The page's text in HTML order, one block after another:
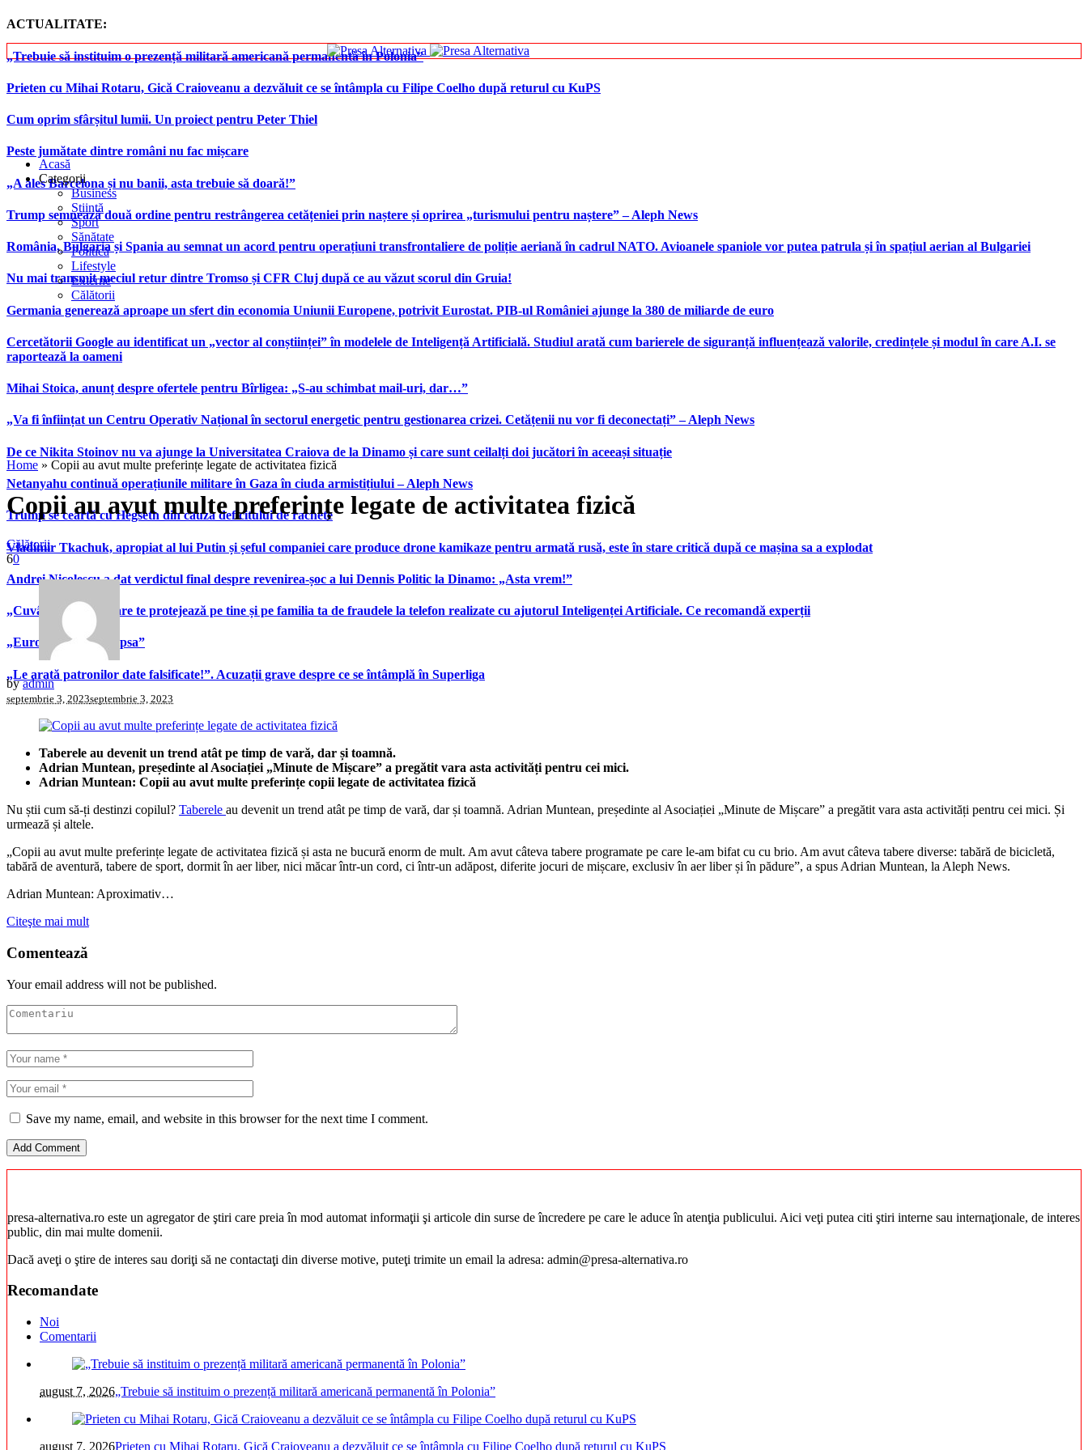
ACTUALITATE:
„Trebuie să instituim o prezență militară americană permanentă în Polonia”
Prieten cu Mihai Rotaru, Gică Craioveanu a dezvăluit ce se întâmpla cu Filipe Coelho după returul cu KuPS
Cum oprim sfârșitul lumii. Un proiect pentru Peter Thiel
Peste jumătate dintre români nu fac mișcare
„A ales Barcelona și nu banii, asta trebuie să doară!”
Trump semnează două ordine pentru restrângerea cetățeniei prin naștere și oprirea „turismului pentru naștere” – Aleph News
România, Bulgaria și Spania au semnat un acord pentru operațiuni transfrontaliere de poliție aeriană în cadrul NATO. Avioanele spaniole vor putea patrula și în spațiul aerian al Bulgariei
Nu mai transmit meciul retur dintre Tromso și CFR Cluj după ce au văzut scorul din Gruia!
Germania generează aproape un sfert din economia Uniunii Europene, potrivit Eurostat. PIB-ul României ajunge la 380 de miliarde de euro
Cercetătorii Google au identificat un „vector al conștiinței” în modelele de Inteligență Artificială. Studiul arată cum barierele de siguranță influențează valorile, credințele și modul în care A.I. se
raportează la oameni
Mihai Stoica, anunț despre ofertele pentru Bîrligea: „S-au schimbat mail-uri, dar…”
„Va fi înființat un Centru Operativ Național în sectorul energetic pentru gestionarea crizei. Cetățenii nu vor fi deconectați” – Aleph News
De ce Nikita Stoinov nu va ajunge la Universitatea Craiova de la Dinamo și care sunt ceilalți doi jucători în aceeași situație
Netanyahu continuă operațiunile militare în Gaza în ciuda armistițiului – Aleph News
Trump se ceartă cu Hegseth din cauza deficitului de rachete
Vladimir Tkachuk, apropiat al lui Putin și șeful companiei care produce drone kamikaze pentru armată rusă, este în stare critică după ce mașina sa a explodat
Andrei Nicolescu a dat verdictul final despre revenirea-șoc a lui Dennis Politic la Dinamo: „Asta vrem!”
„Cuvântul secret” care te protejează pe tine și pe familia ta de fraudele la telefon realizate cu ajutorul Inteligenței Artificiale. Ce recomandă experții
„Europa îi va simți lipsa”
„Le arată patronilor date falsificate!”. Acuzații grave despre ce se întâmplă în Superliga
Acasă
Categorii
Business
Știință
Sport
Sănătate
Politică
Lifestyle
Externe
Călătorii
Home » Copii au avut multe preferințe legate de activitatea fizică
Copii au avut multe preferințe legate de activitatea fizică
Călătorii
60
byadmin
septembrie 3, 2023septembrie 3, 2023
Taberele au devenit un trend atât pe timp de vară, dar și toamnă.
Adrian Muntean, președinte al Asociației „Minute de Mișcare” a pregătit vara asta activități pentru cei mici.
Adrian Muntean: Copii au avut multe preferințe copii legate de activitatea fizică
Nu știi cum să-ți destinzi copilul? Taberele au devenit un trend atât pe timp de vară, dar și toamnă. Adrian Muntean, președinte al Asociației „Minute de Mișcare” a pregătit vara asta activități pentru cei mici. Și
urmează și altele.
„Copii au avut multe preferințe legate de activitatea fizică și asta ne bucură enorm de mult. Am avut câteva tabere programate pe care le-am bifat cu cu brio. Am avut câteva tabere diverse: tabără de bicicletă,
tabără de aventură, tabere de sport, dormit în aer liber, nici măcar într-un cord, ci într-un adăpost, diferite jocuri de mișcare, exclusiv în aer liber și în pădure”, a spus Adrian Muntean, la Aleph News.
Adrian Muntean: Aproximativ…
Citeşte mai mult
Comentează
Your email address will not be published.
Save my name, email, and website in this browser for the next time I comment.
presa-alternativa.ro este un agregator de ştiri care preia în mod automat informaţii şi articole din surse de încredere pe care le aduce în atenţia publicului. Aici veţi putea citi ştiri interne sau internaţionale, de interes
public, din mai multe domenii.
Dacă aveţi o ştire de interes sau doriţi să ne contactaţi din diverse motive, puteţi trimite un email la adresa: admin@presa-alternativa.ro
Recomandate
Noi
Comentarii
august 7, 2026„Trebuie să instituim o prezență militară americană permanentă în Polonia”
august 7, 2026Prieten cu Mihai Rotaru, Gică Craioveanu a dezvăluit ce se întâmpla cu Filipe Coelho după returul cu KuPS